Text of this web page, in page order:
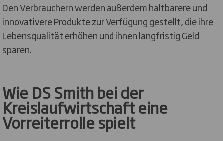
Den Verbrauchern werden außerdem haltbarere und
innovativere Produkte zur Verfügung gestellt, die ihre
Lebensqualität erhöhen und ihnen langfristig Geld
sparen.
Wie DS Smith bei der
Kreislaufwirtschaft eine
Vorreiterrolle spielt